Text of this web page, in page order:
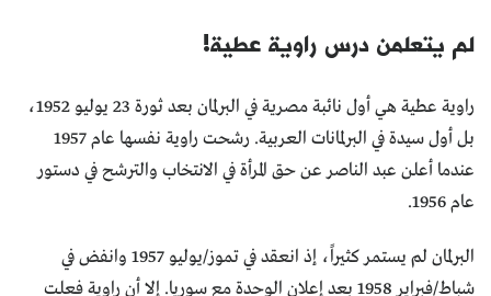
لم يتعلمن درس راوية عطية!
راوية عطية هي أول نائبة مصرية في البرلمان بعد ثورة 23 يوليو 1952،
بل أول سيدة في البرلمانات العربية. رشحت راوية نفسها عام 1957
عندما أعلن عبد الناصر عن حق المرأة في الانتخاب والترشح في دستور
عام 1956.
البرلمان لم يستمر كثيراً، إذ انعقد في تموز/يوليو 1957 وانفض في
شباط/فبراير 1958 بعد إعلان الوحدة مع سوريا. إلا أن راوية فعلت